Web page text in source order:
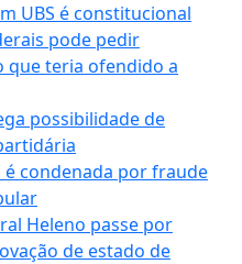
UBS é constitucional
pode pedir
que teria ofendido a
possibilidade de
condenada por fraude
Heleno passe por
de estado de